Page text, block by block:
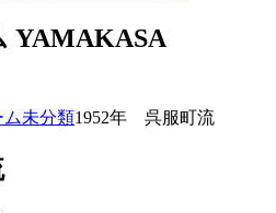
YAMAKASA
未分類1952年 呉服町流